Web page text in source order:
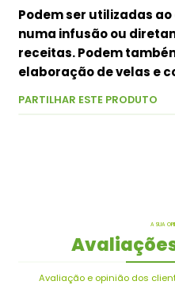
Podem ser utilizadas
numa infusão ou
receitas. Podem
elaboração de velas e
PARTILHAR ESTE PRODUTO
A SUA
Avaliação e opinião dos